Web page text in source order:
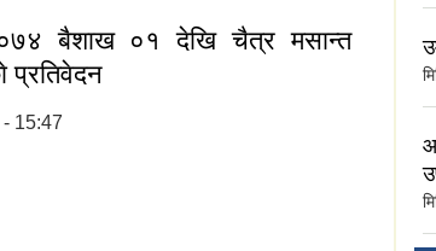
बैशाख ०१ देखि चैत्र मसान्त
प्रतिवेदन
15:47